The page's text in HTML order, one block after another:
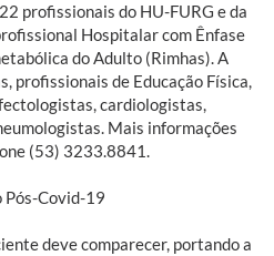
profissionais do HU-FURG e da
Hospitalar com Ênfase
do Adulto (Rimhas). A
profissionais de Educação Física,
cardiologistas,
Mais informações
(53) 3233.8841.
Pós-Covid-19
deve comparecer, portando a